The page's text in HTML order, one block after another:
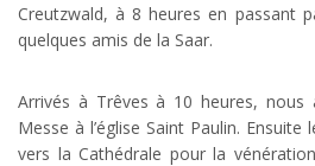
Creutzwald, à 8 heures en passant
quelques amis de la Saar.
Arrivés à Trêves à 10 heures, nous
Messe à l’église Saint Paulin.
vers la Cathédrale pour la